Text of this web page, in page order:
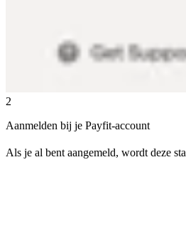
2
Aanmelden bij je Payfit-account
Als je al bent aangemeld, wordt deze